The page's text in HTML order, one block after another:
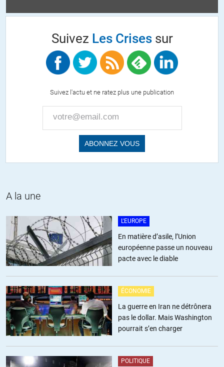
Suivez Les Crisessur
Suivez l'actu et ne ratez plus une publication
A la une
L'EUROPE
En matière d’asile, l’Union
européenne passe un nouveau
pacte avec le diable
ÉCONOMIE
La guerre en Iran ne détrônera
pas le dollar. Mais Washington
pourrait s’en charger
POLITIQUE